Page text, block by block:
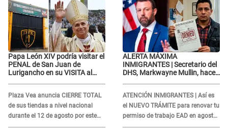
Papa León XIV podría visitar el
PENAL de San Juan de
Lurigancho en su VISITA al
Plaza Vea anuncia CIERRE TOTAL
de sus tiendas a nivel nacional
durante el 12 de agosto por este
MOTIVO
ALERTA MÁXIMA
INMIGRANTES | Secretario del
DHS, Markwayne Mullin, hace
vamos por ellos"
ATENCIÓN INMIGRANTES | Así es
el NUEVO TRÁMITE para renovar tu
permiso de trabajo EAD en agosto
del 2026